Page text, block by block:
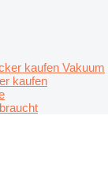
kaufen Vakuum
kaufen